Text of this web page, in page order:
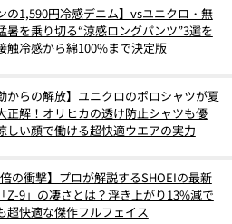
の1,590円冷感デニム】vsユニクロ・無
暑を乗り切る“涼感ロングパンツ”3選を
触冷感から綿100%まで決定版
からの解放】ユニクロのポロシャツが夏
正解！オリヒカの透け防止シャツも優
しい顔で働ける超快適ウエアの実力
倍の衝撃】プロが解説するSHOEIの最新
Z-9」の凄さとは？浮き上がり13%減で
超快適な傑作フルフェイス